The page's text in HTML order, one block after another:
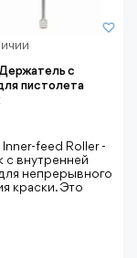
с
пистолета
Inner-feed Roller -
с внутренней
непрерывного
краски. Это